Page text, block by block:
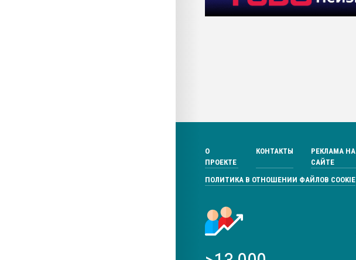
О
ПРОЕКТЕ
КОНТАКТЫ
РЕКЛАМА НА
САЙТЕ
ПОЛИТИКА В ОТНОШЕНИИ ФАЙЛОВ COOKIE